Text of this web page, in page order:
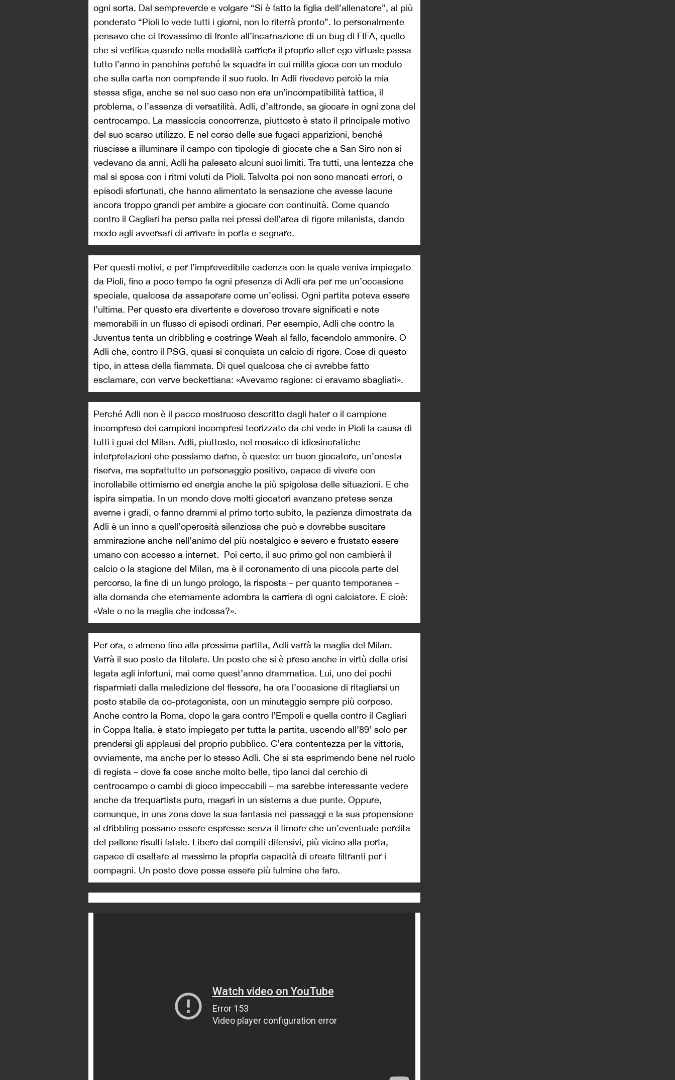
ogni sorta. Dal sempreverde e volgare “Si è fatto la figlia dell’allenatore”, al più
ponderato “Pioli lo vede tutti i giorni, non lo riterrà pronto”. Io personalmente
pensavo che ci trovassimo di fronte all’incarnazione di un bug di FIFA, quello
che si verifica quando nella modalità carriera il proprio alter ego virtuale passa
tutto l’anno in panchina perché la squadra in cui milita gioca con un modulo
che sulla carta non comprende il suo ruolo. In Adli rivedevo perciò la mia
stessa sfiga, anche se nel suo caso non era un’incompatibilità tattica, il
problema, o l’assenza di versatilità. Adli, d’altronde, sa giocare in ogni zona del
centrocampo. La massiccia concorrenza, piuttosto è stato il principale motivo
del suo scarso utilizzo. E nel corso delle sue fugaci apparizioni, benché
riuscisse a illuminare il campo con tipologie di giocate che a San Siro non si
vedevano da anni, Adli ha palesato alcuni suoi limiti. Tra tutti, una lentezza che
mal si sposa con i ritmi voluti da Pioli. Talvolta poi non sono mancati errori, o
episodi sfortunati, che hanno alimentato la sensazione che avesse lacune
ancora troppo grandi per ambire a giocare con continuità. Come quando
contro il Cagliari ha perso palla nei pressi dell’area di rigore milanista, dando
modo agli avversari di arrivare in porta e segnare.
Per questi motivi, e per l’imprevedibile cadenza con la quale veniva impiegato
da Pioli, fino a poco tempo fa ogni presenza di Adli era per me un’occasione
speciale, qualcosa da assaporare come un’eclissi. Ogni partita poteva essere
l’ultima. Per questo era divertente e doveroso trovare significati e note
memorabili in un flusso di episodi ordinari. Per esempio, Adli che contro la
Juventus tenta un dribbling e costringe Weah al fallo, facendolo ammonire. O
Adli che, contro il PSG, quasi si conquista un calcio di rigore. Cose di questo
tipo, in attesa della fiammata. Di quel qualcosa che ci avrebbe fatto
esclamare, con verve beckettiana: «Avevamo ragione: ci eravamo sbagliati».
Perché Adli non è il pacco mostruoso descritto dagli hater o il campione
incompreso dei campioni incompresi teorizzato da chi vede in Pioli la causa di
tutti i guai del Milan. Adli, piuttosto, nel mosaico di idiosincratiche
interpretazioni che possiamo darne, è questo: un buon giocatore, un’onesta
riserva, ma soprattutto un personaggio positivo, capace di vivere con
incrollabile ottimismo ed energia anche la più spigolosa delle situazioni. E che
ispira simpatia. In un mondo dove molti giocatori avanzano pretese senza
averne i gradi, o fanno drammi al primo torto subito, la pazienza dimostrata da
Adli è un inno a quell’operosità silenziosa che può e dovrebbe suscitare
ammirazione anche nell’animo del più nostalgico e severo e frustato essere
umano con accesso a internet. Poi certo, il suo primo gol non cambierà il
calcio o la stagione del Milan, ma è il coronamento di una piccola parte del
percorso, la fine di un lungo prologo, la risposta – per quanto temporanea –
alla domanda che eternamente adombra la carriera di ogni calciatore. E cioè:
«Vale o no la maglia che indossa?».
Per ora, e almeno fino alla prossima partita, Adli varrà la maglia del Milan.
Varrà il suo posto da titolare. Un posto che si è preso anche in virtù della crisi
legata agli infortuni, mai come quest’anno drammatica. Lui, uno dei pochi
risparmiati dalla maledizione del flessore, ha ora l’occasione di ritagliarsi un
posto stabile da co-protagonista, con un minutaggio sempre più corposo.
Anche contro la Roma, dopo la gara contro l’Empoli e quella contro il Cagliari
in Coppa Italia, è stato impiegato per tutta la partita, uscendo all’89’ solo per
prendersi gli applausi del proprio pubblico. C’era contentezza per la vittoria,
ovviamente, ma anche per lo stesso Adli. Che si sta esprimendo bene nel ruolo
di regista – dove fa cose anche molto belle, tipo lanci dal cerchio di
centrocampo o cambi di gioco impeccabili – ma sarebbe interessante vedere
anche da trequartista puro, magari in un sistema a due punte. Oppure,
comunque, in una zona dove la sua fantasia nei passaggi e la sua propensione
al dribbling possano essere espresse senza il timore che un’eventuale perdita
del pallone risulti fatale. Libero dai compiti difensivi, più vicino alla porta,
capace di esaltare al massimo la propria capacità di creare filtranti per i
compagni. Un posto dove possa essere più fulmine che faro.